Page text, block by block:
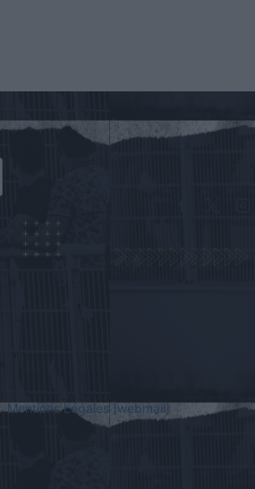
Mentions Légales [webmail]